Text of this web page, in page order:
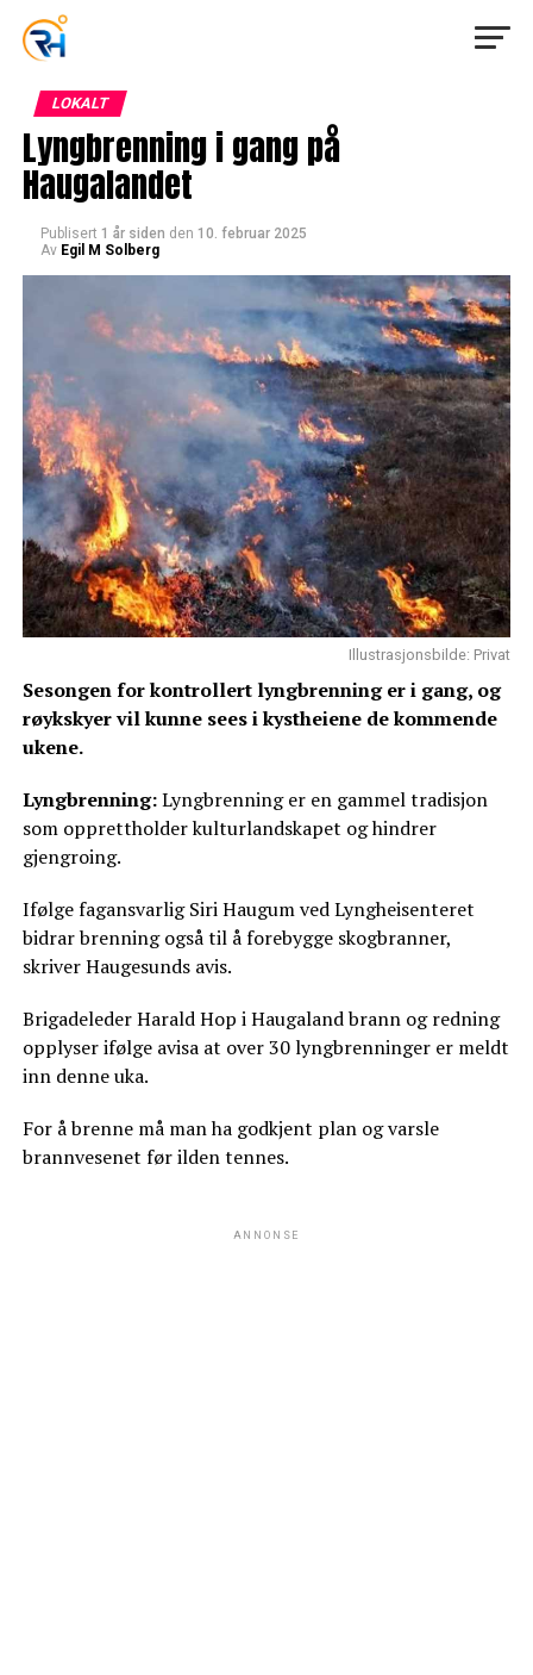
LOKALT
Lyngbrenning i gang på
Haugalandet
Publisert 1 år siden den 10. februar 2025
Av Egil M Solberg
Illustrasjonsbilde: Privat
Sesongen for kontrollert lyngbrenning er i gang, og
røykskyer vil kunne sees i kystheiene de kommende
ukene.
Lyngbrenning:Lyngbrenning er en gammel tradisjon
som opprettholder kulturlandskapet og hindrer
gjengroing.
Ifølge fagansvarlig Siri Haugum ved Lyngheisenteret
bidrar brenning også til å forebygge skogbranner,
skriver Haugesunds avis.
Brigadeleder Harald Hop i Haugaland brann og redning
opplyser ifølge avisa at over 30 lyngbrenninger er meldt
inn denne uka.
For å brenne må man ha godkjent plan og varsle
brannvesenet før ilden tennes.
ANNONSE